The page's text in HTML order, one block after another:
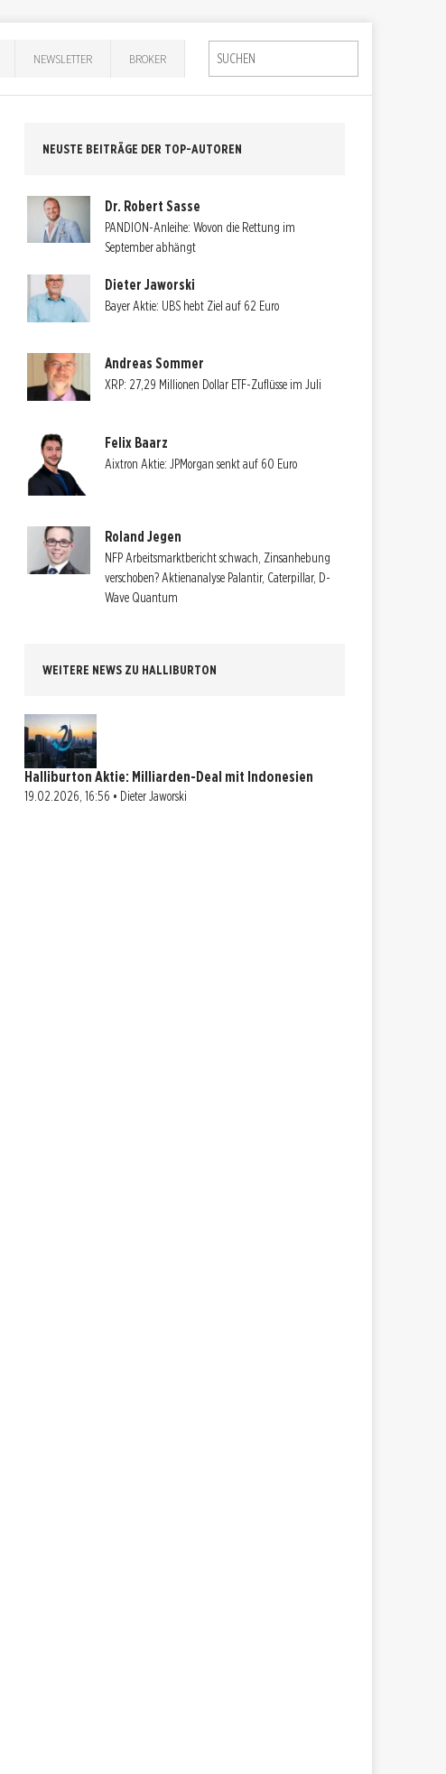
NEWSLETTER BROKER
NEUSTE BEITRÄGE DER TOP-AUTOREN
Dr. Robert Sasse
PANDION-Anleihe: Wovon die Rettung im
September abhängt
Dieter Jaworski
Bayer Aktie: UBS hebt Ziel auf 62 Euro
Andreas Sommer
XRP: 27,29 Millionen Dollar ETF-Zuflüsse im Juli
Felix Baarz
Aixtron Aktie: JPMorgan senkt auf 60 Euro
Roland Jegen
NFP Arbeitsmarktbericht schwach, Zinsanhebung
verschoben? Aktienanalyse Palantir, Caterpillar, D-
Wave Quantum
WEITERE NEWS ZU HALLIBURTON
Halliburton Aktie: Milliarden-Deal mit Indonesien
19.02.2026, 16:56 • Dieter Jaworski